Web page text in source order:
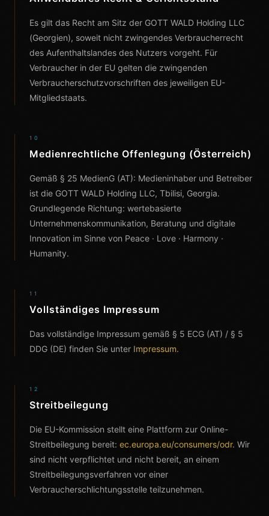
Es gilt das Recht am Sitz der GOTT WALD Holding LLC
(Georgien), soweit nicht zwingendes Verbraucherrecht
des Aufenthaltslandes des Nutzers vorgeht. Für
Verbraucher in der EU gelten die zwingenden
Verbraucherschutzvorschriften des jeweiligen EU-
Mitgliedstaats.
10
Medienrechtliche Offenlegung (Österreich)
Gemäß § 25 MedienG (AT): Medieninhaber und Betreiber
ist die GOTT WALD Holding LLC, Tbilisi, Georgia.
Grundlegende Richtung: wertebasierte
Unternehmenskommunikation, Beratung und digitale
Innovation im Sinne von Peace · Love · Harmony ·
Humanity.
11
Vollständiges Impressum
Das vollständige Impressum gemäß § 5 ECG (AT) / § 5
DDG (DE) finden Sie unter Impressum.
12
Streitbeilegung
Die EU-Kommission stellt eine Plattform zur Online-
Streitbeilegung bereit: ec.europa.eu/consumers/odr. Wir
sind nicht verpflichtet und nicht bereit, an einem
Streitbeilegungsverfahren vor einer
Verbraucherschlichtungsstelle teilzunehmen.